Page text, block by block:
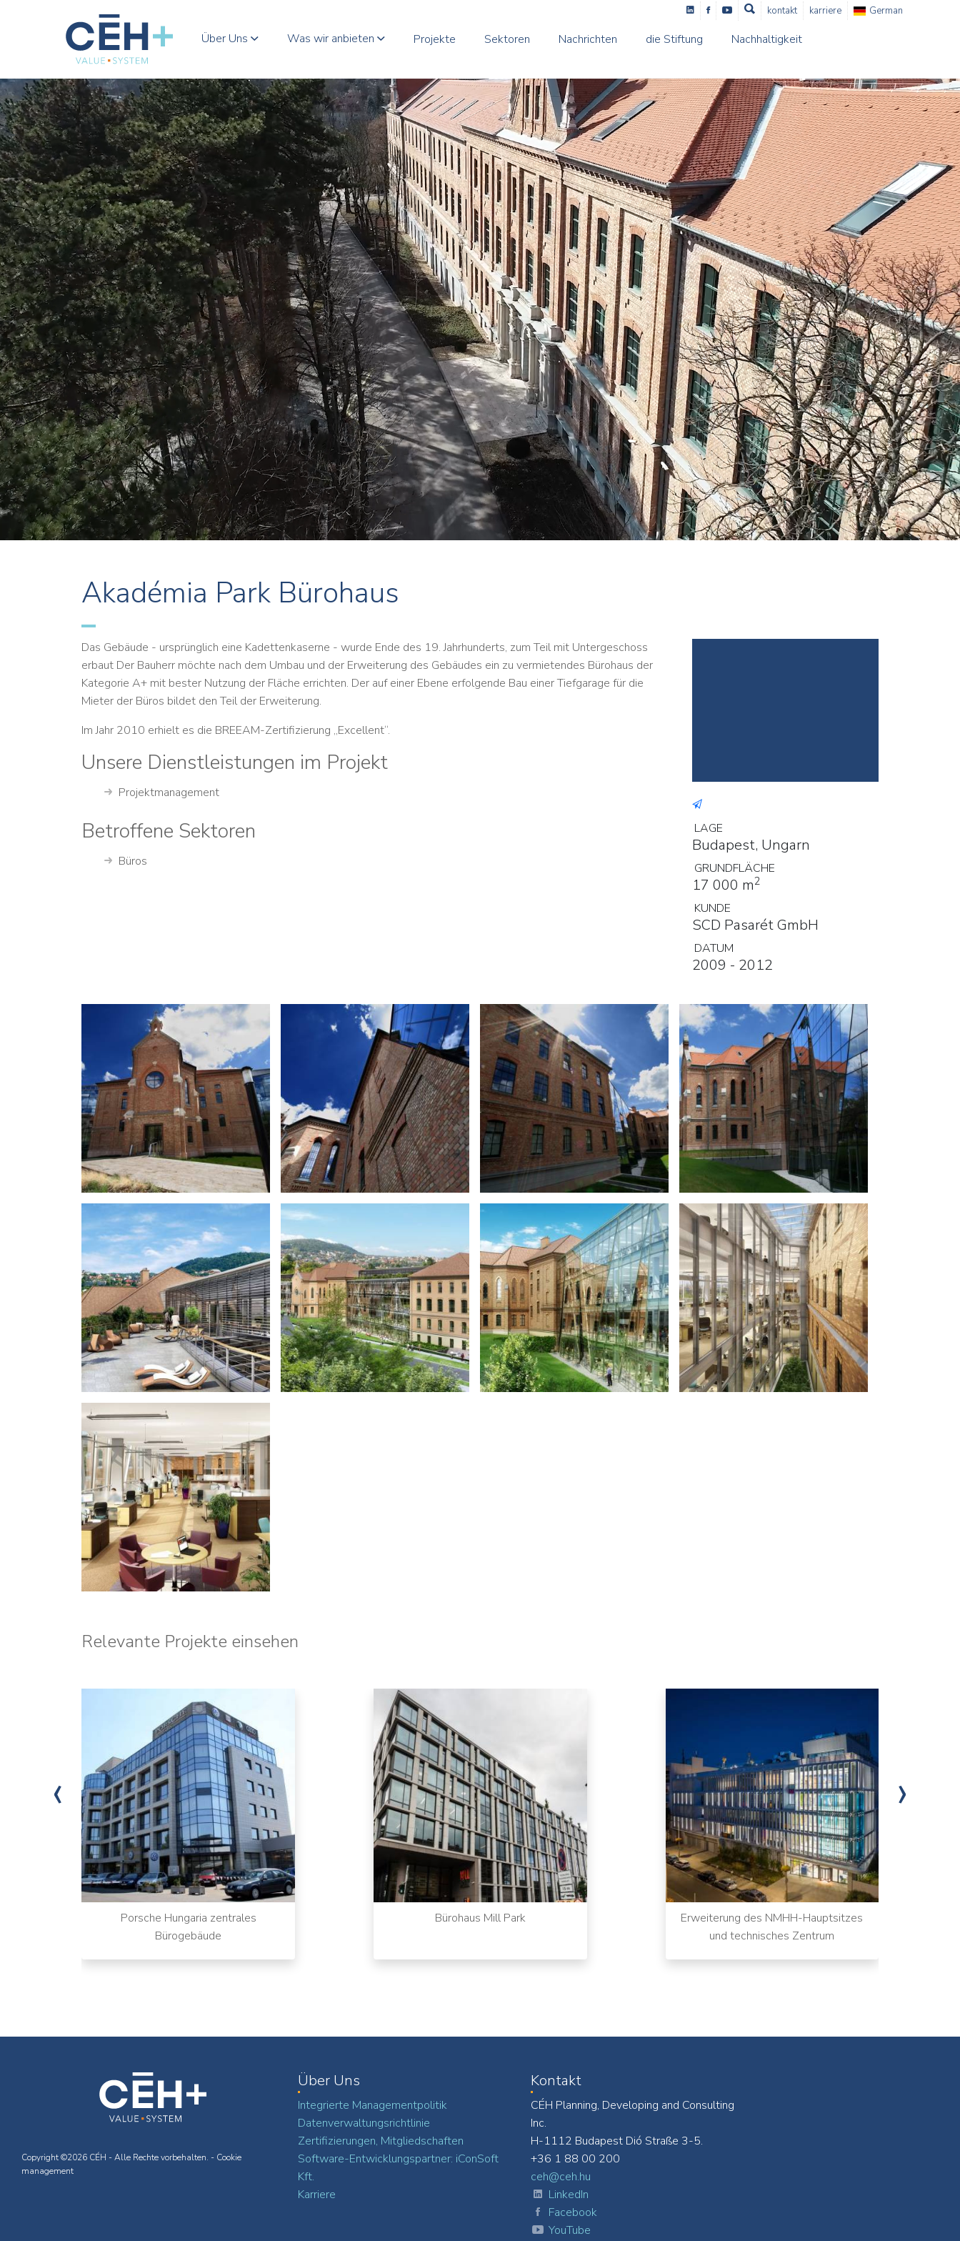
Über Uns Was wir anbieten Projekte Sektoren Nachrichten die Stiftung Nachhaltigkeit
kontakt karriere German
Akadémia Park Bürohaus
Das Gebäude - ursprünglich eine Kadettenkaserne - wurde Ende des 19. Jahrhunderts, zum Teil mit Untergeschoss
erbaut Der Bauherr möchte nach dem Umbau und der Erweiterung des Gebäudes ein zu vermietendes Bürohaus der
Kategorie A+ mit bester Nutzung der Fläche errichten. Der auf einer Ebene erfolgende Bau einer Tiefgarage für die
Mieter der Büros bildet den Teil der Erweiterung.
Im Jahr 2010 erhielt es die BREEAM-Zertifizierung „Excellent“.
Unsere Dienstleistungen im Projekt
Projektmanagement
Betroffene Sektoren
Büros
LAGE
Budapest, Ungarn
GRUNDFLÄCHE
17 000 m2
KUNDE
SCD Pasarét GmbH
DATUM
2009 - 2012
Relevante Projekte einsehen
Porsche Hungaria zentrales
Bürogebäude
Bürohaus Mill Park
Erweiterung des NMHH-Hauptsitzes
und technisches Zentrum
‹ ›
Copyright ©2026 CÉH - Alle Rechte vorbehalten. - Cookie
management
Über Uns
Integrierte Managementpolitik
Datenverwaltungsrichtlinie
Zertifizierungen, Mitgliedschaften
Software-Entwicklungspartner: iConSoft
Kft.
Karriere
Kontakt
CÉH Planning, Developing and Consulting
Inc.
H-1112 Budapest Dió Straße 3-5.
+36 1 88 00 200
ceh@ceh.hu
LinkedIn
Facebook
YouTube